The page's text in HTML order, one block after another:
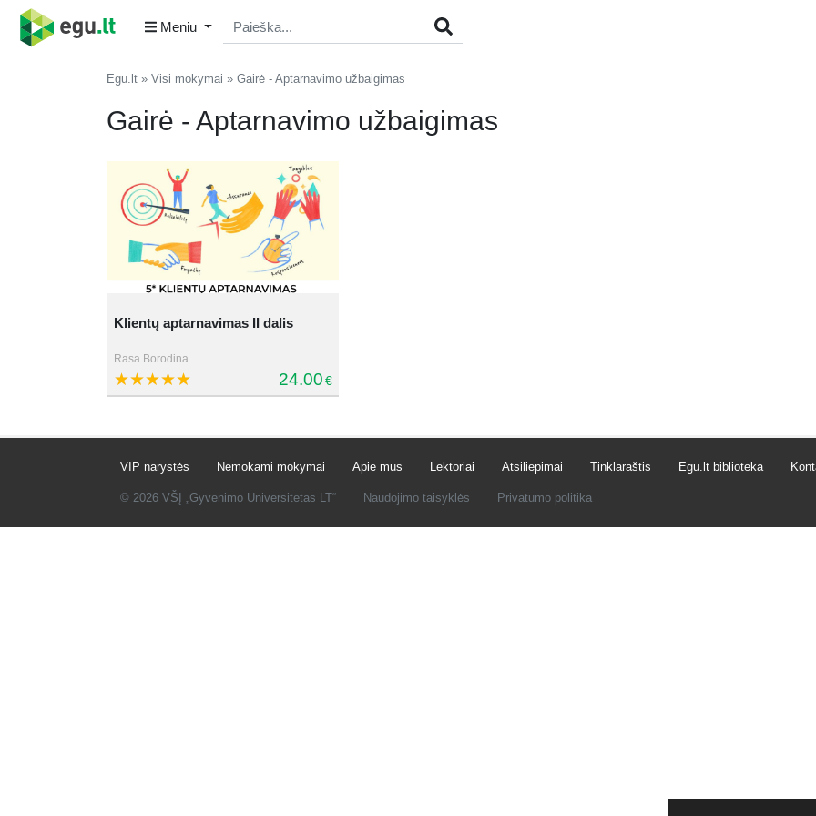
Meniu
Egu.lt Visi mokymai Gairė - Aptarnavimo užbaigimas
Gairė - Aptarnavimo užbaigimas
Klientų aptarnavimas II dalis
Rasa Borodina
24.00€
VIP narystės Nemokami mokymai Apie mus Lektoriai Atsiliepimai Tinklaraštis Egu.lt biblioteka
© 2026 VŠĮ „Gyvenimo Universitetas LT“ Naudojimo taisyklės Privatumo politika